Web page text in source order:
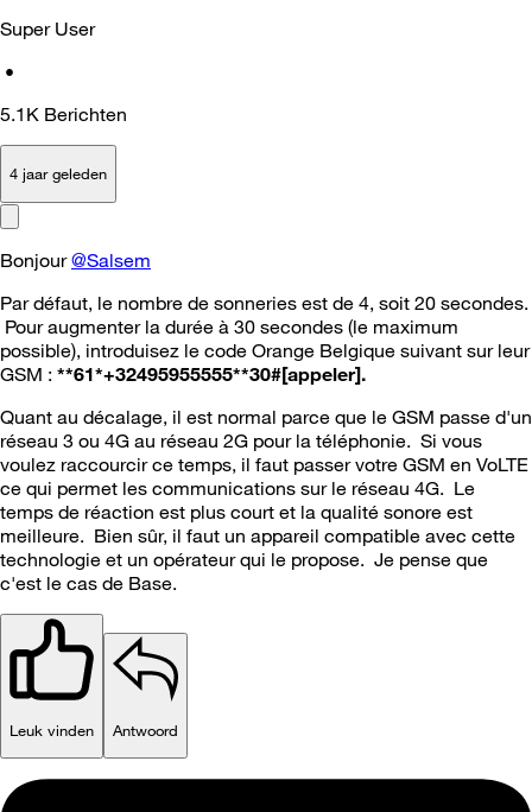
Super User
•
5.1K Berichten
4 jaar geleden
Bonjour@Salsem
Par défaut, le nombre de sonneries est de 4, soit 20 secondes.
Pour augmenter la durée à 30 secondes (le maximum
possible), introduisez le code Orange Belgique suivant sur leur
GSM : **61*+32495955555**30#[appeler].
Quant au décalage, il est normal parce que le GSM passe d'un
réseau 3 ou 4G au réseau 2G pour la téléphonie. Si vous
voulez raccourcir ce temps, il faut passer votre GSM en VoLTE
ce qui permet les communications sur le réseau 4G. Le
temps de réaction est plus court et la qualité sonore est
meilleure. Bien sûr, il faut un appareil compatible avec cette
technologie et un opérateur qui le propose. Je pense que
c'est le cas de Base.
Leuk vinden Antwoord